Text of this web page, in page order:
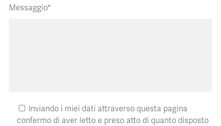
Messaggio*
Inviando i miei dati attraverso questa pagina
confermo di aver letto e preso atto di quanto disposto